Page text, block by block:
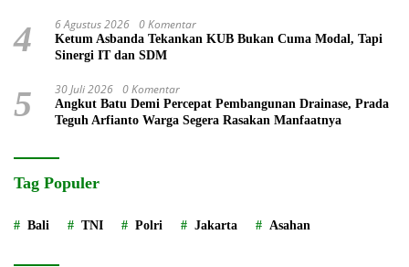
4 6 Agustus 2026 0 Komentar
Ketum Asbanda Tekankan KUB Bukan Cuma Modal, Tapi
Sinergi IT dan SDM
5 30 Juli 2026 0 Komentar
Angkut Batu Demi Percepat Pembangunan Drainase, Prada
Teguh Arfianto Warga Segera Rasakan Manfaatnya
Tag Populer
Bali TNI Polri Jakarta Asahan